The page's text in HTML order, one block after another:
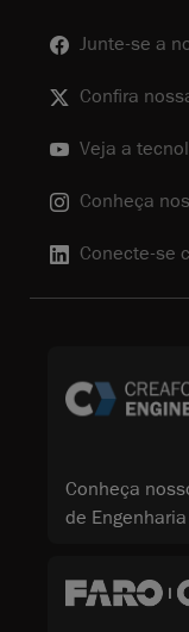
Junte-se a
Confira
Veja a
Conheça
Conecte-se
Conheça
de Engenharia